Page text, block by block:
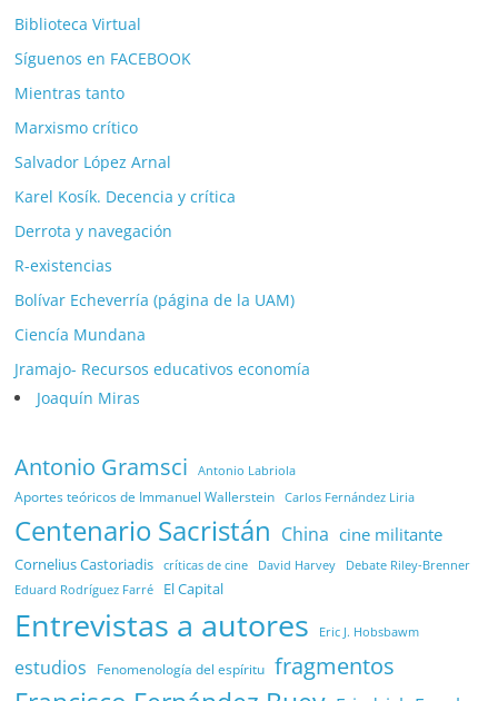
Biblioteca Virtual
Síguenos en FACEBOOK
Mientras tanto
Marxismo crítico
Salvador López Arnal
Karel Kosík. Decencia y crítica
Derrota y navegación
R-existencias
Bolívar Echeverría (página de la UAM)
Ciencía Mundana
Jramajo- Recursos educativos economía
Joaquín Miras
Antonio Gramsci Antonio Labriola
Aportes teóricos de Immanuel Wallerstein Carlos Fernández Liria
Centenario Sacristán China cine militante
Cornelius Castoriadis críticas de cine David Harvey Debate Riley-Brenner
Eduard Rodríguez Farré El Capital
Entrevistas a autores Eric J. Hobsbawm
estudios Fenomenología del espíritu fragmentos